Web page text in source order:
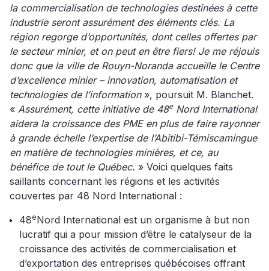
la commercialisation de technologies destinées à cette
industrie seront assurément des éléments clés. La
région regorge d’opportunités, dont celles offertes par
le secteur minier, et on peut en être fiers! Je me réjouis
donc que la ville de Rouyn-Noranda accueille le Centre
d’excellence minier – innovation, automatisation et
technologies de l’information», poursuit M. Blanchet.
« Assurément, cette initiative de 48eNord International
aidera la croissance des PME en plus de faire rayonner
à grande échelle l’expertise de l’Abitibi-Témiscamingue
en matière de technologies minières, et ce, au
bénéfice de tout le Québec. » Voici quelques faits
saillants concernant les régions et les activités
couvertes par 48 Nord International :
48eNord International est un organisme à but non
lucratif qui a pour mission d’être le catalyseur de la
croissance des activités de commercialisation et
d’exportation des entreprises québécoises offrant